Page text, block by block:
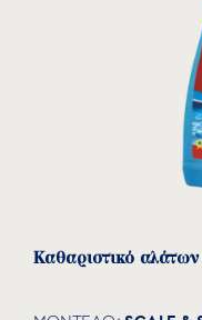
Καθαριστικό